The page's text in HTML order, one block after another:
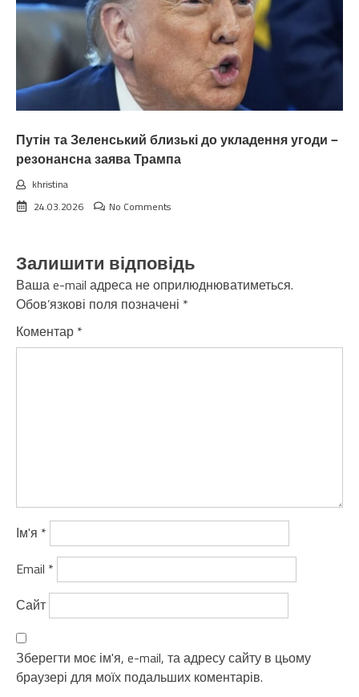
Путін та Зеленський близькі до укладення угоди —
резонансна заява Трампа
khristina
24.03.2026
No Comments
Залишити відповідь
Ваша e-mail адреса не оприлюднюватиметься.
Обов’язкові поля позначені *
Коментар *
Ім'я *
Email *
Сайт
Зберегти моє ім'я, e-mail, та адресу сайту в цьому
браузері для моїх подальших коментарів.